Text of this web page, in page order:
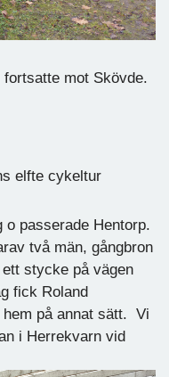
mot Skövde.
elfte cykeltur
passerade Hentorp.
två män, gångbron
stycke på vägen
fick Roland
på annat sätt. Vi
i Herrekvarn vid